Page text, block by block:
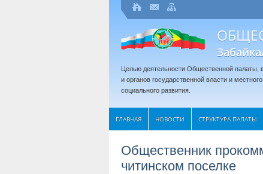
Целью деятельности Общественной палаты,
и органов государственной власти и
социального развития.
ГЛАВНАЯ НОВОСТИ СТРУКТУРА ПАЛАТЫ
Общественник
читинском поселке